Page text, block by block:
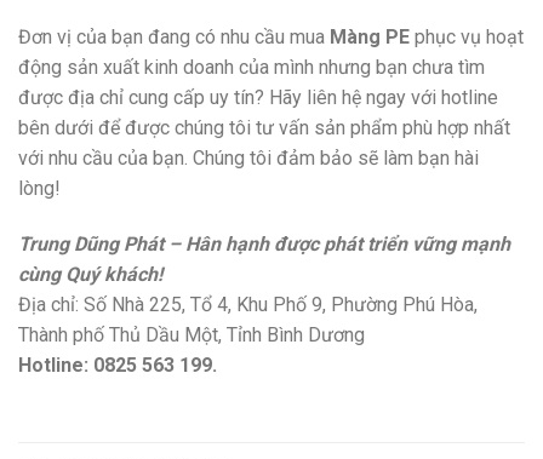
Đơn vị của bạn đang có nhu cầu mua Màng PE phục vụ hoạt
động sản xuất kinh doanh của mình nhưng bạn chưa tìm
được địa chỉ cung cấp uy tín? Hãy liên hệ ngay với hotline
bên dưới để được chúng tôi tư vấn sản phẩm phù hợp nhất
với nhu cầu của bạn. Chúng tôi đảm bảo sẽ làm bạn hài
lòng!
Trung Dũng Phát – Hân hạnh được phát triển vững mạnh
cùng Quý khách!
Địa chỉ: Số Nhà 225, Tổ 4, Khu Phố 9, Phường Phú Hòa,
Thành phố Thủ Dầu Một, Tỉnh Bình Dương
Hotline: 0825 563 199.